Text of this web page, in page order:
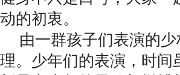
动的初衷。
由一群孩子们表演的
理。少年们的表演，时间